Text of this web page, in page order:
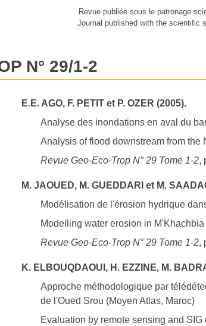
Revue publiée sous le patronage
Journal published with the scientific
N° 29/1-2
E.E. AGO, F. PETIT et P. OZER (2005).
Analyse des inondations en aval du
Analysis of flood downstream from the
Revue Geo-Eco-Trop N° 29 Tome 1-2,
M. JAOUED, M. GUEDDARI et M.
Modélisation de l'érosion hydrique
Modelling water erosion in
Revue Geo-Eco-Trop N° 29 Tome 1-2,
K. ELBOUQDAOUI, H. EZZINE, M.
Approche méthodologique par
de l'Oued Srou (Moyen Atlas, Maroc)
Evaluation by remote sensing and